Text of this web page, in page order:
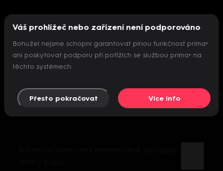
Nepodařilo se inicializovat přehrávač
Váš prohlížeč nebo zařízení není podporováno
Bohužel nejsme schopni garantovat plnou funkčnost prima+
ani poskytovat podporu při potížích se službou prima+ na
těchto systémech.
Přesto pokračovat Více info